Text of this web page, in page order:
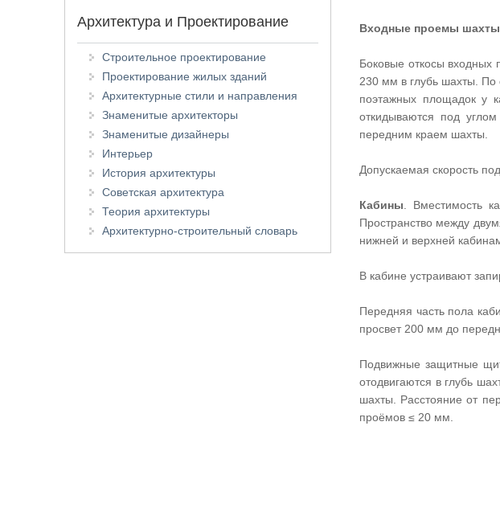
Входные проемы шахты
Боковые откосы
230 мм в глубь шахты.
поэтажных площадок у
откидываются под
передним краем шахты.
Допускаемая скорость
Кабины . Вместимость
Пространство между
нижней и верхней
В кабине устраивают
Передняя часть пола
просвет 200 мм до
Подвижные защитные
отодвигаются в глубь
шахты. Расстояние от
проёмов ≤ 20 мм.
Архитектура и Проектирование
Строительное проектирование
Проектирование жилых зданий
Архитектурные стили и направления
Знаменитые архитекторы
Знаменитые дизайнеры
Интерьер
История архитектуры
Советская архитектура
Теория архитектуры
Архитектурно-строительный словарь